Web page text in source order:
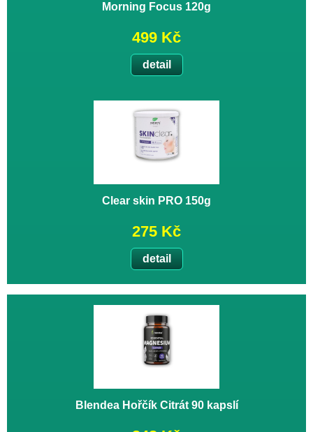
Morning Focus 120g
499 Kč
detail
Clear skin PRO 150g
275 Kč
detail
Blendea Hořčík Citrát 90 kapslí